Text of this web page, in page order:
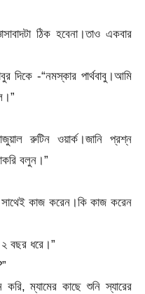
ঠিক হবেনা।তাও একবার
দিকে -“নমস্কার পার্থবাবু।আমি
রুটিন ওয়ার্ক।জানি প্রশ্ন
বলুন।”
সাথেই কাজ করেন।কি কাজ করেন
২ বছর ধরে।”
ম্যামের কাছে শুনি স্যারের